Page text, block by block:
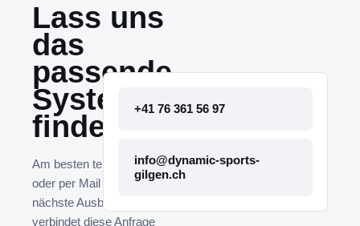
Lass uns
das
passende
System
finden.
Am besten telefonisch
oder per Mail melden. Die
nächste Ausbaustufe
verbindet diese Anfrage
+41 76 361 56 97
info@dynamic-sports-
gilgen.ch